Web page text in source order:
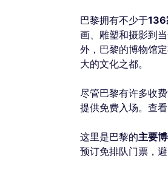
巴黎拥有不少于136
画、雕塑和摄影到
外，巴黎的博物馆
大的文化之都。
尽管巴黎有许多收
提供免费入场。查看
这里是巴黎的主要
预订免排队门票，